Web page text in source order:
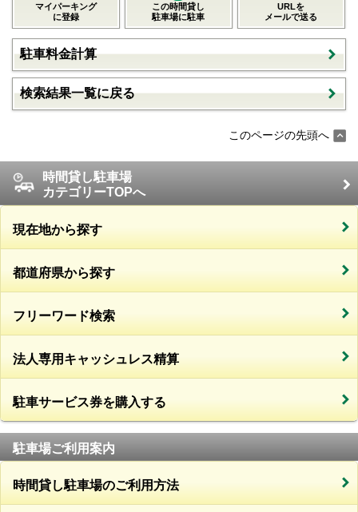
マイパーキング
に登録
この時間貸し
駐車場に駐車
URLを
メールで送る
駐車料金計算
検索結果一覧に戻る
このページの先頭へ
時間貸し駐車場
カテゴリーTOPへ
現在地から探す
都道府県から探す
フリーワード検索
法人専用キャッシュレス精算
駐車サービス券を購入する
駐車場ご利用案内
時間貸し駐車場のご利用方法